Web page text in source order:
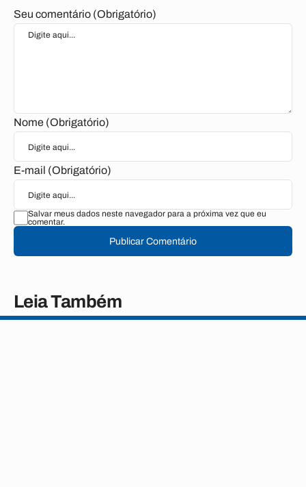
Seu comentário (Obrigatório)
Nome (Obrigatório)
E-mail (Obrigatório)
Salvar meus dados neste navegador para a próxima vez que eu
comentar.
Publicar Comentário
Leia Também